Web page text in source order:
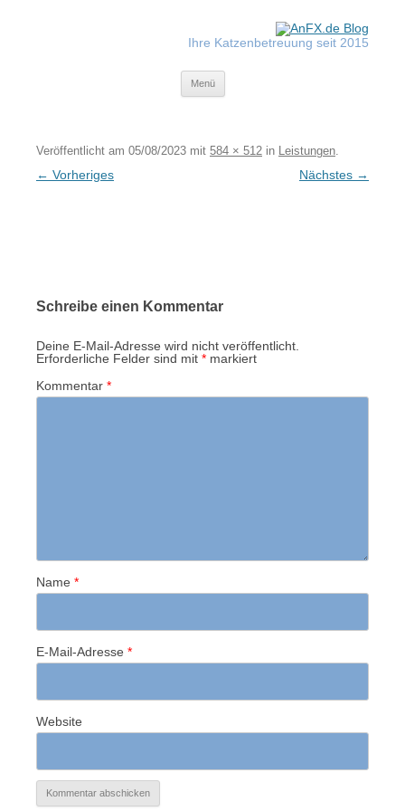
Ihre Katzenbetreuung seit 2015
Menü
Veröffentlicht am 05/08/2023 mit 584 × 512 in Leistungen.
← Vorheriges Nächstes →
Schreibe einen Kommentar
Deine E-Mail-Adresse wird nicht veröffentlicht.
Erforderliche Felder sind mit * markiert
Kommentar *
Name *
E-Mail-Adresse *
Website